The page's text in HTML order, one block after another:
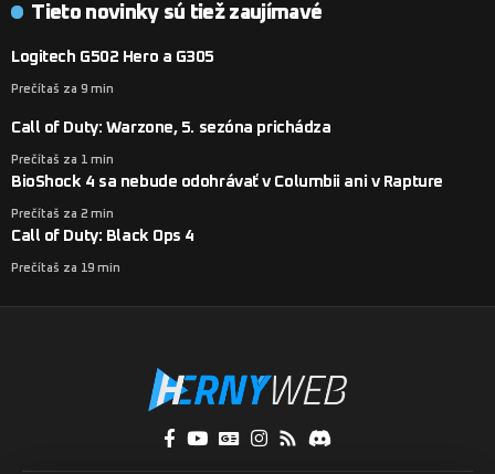
Tieto novinky sú tiež zaujímavé
Logitech G502 Hero a G305
Prečítaš za 9 min
Call of Duty: Warzone, 5. sezóna prichádza
Prečítaš za 1 min
BioShock 4 sa nebude odohrávať v Columbii ani v Rapture
Prečítaš za 2 min
Call of Duty: Black Ops 4
Prečítaš za 19 min